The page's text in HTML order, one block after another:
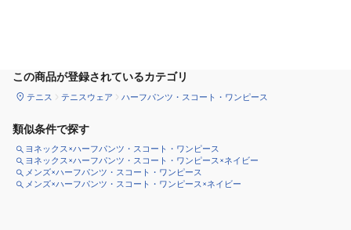
この商品が登録されているカテゴリ
テニス テニスウェア ハーフパンツ・スコート・ワンピース
類似条件で探す
ヨネックス×ハーフパンツ・スコート・ワンピース
ヨネックス×ハーフパンツ・スコート・ワンピース×ネイビー
メンズ×ハーフパンツ・スコート・ワンピース
メンズ×ハーフパンツ・スコート・ワンピース×ネイビー